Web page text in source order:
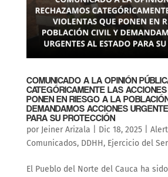
COMUNICADO A LA OPINIÓN
CATEGÓRICAMENTE LAS
PONEN EN RIESGO A LA
DEMANDAMOS ACCIONES
PARA SU PROTECCIÓN
por Jeiner Arizala Dic 18, 2025|
Comunicados, DDHH, Ejercicio del Ser
El Pueblo del Norte del Cauca ha